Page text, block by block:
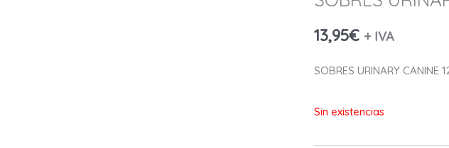
13,95€ + IVA
SOBRES URINARY CANINE
Sin existencias